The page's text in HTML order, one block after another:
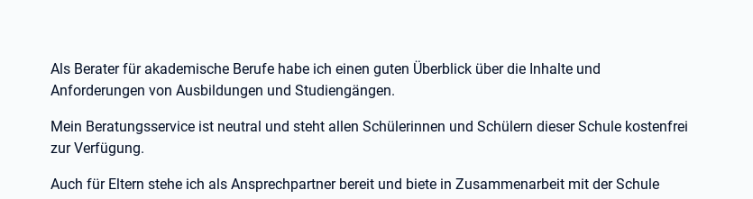
Als Berater für akademische Berufe habe ich einen guten Überblick über die Inhalte und
Anforderungen von Ausbildungen und Studiengängen.
Mein Beratungsservice ist neutral und steht allen Schülerinnen und Schülern dieser Schule kostenfrei
zur Verfügung.
Auch für Eltern stehe ich als Ansprechpartner bereit und biete in Zusammenarbeit mit der Schule